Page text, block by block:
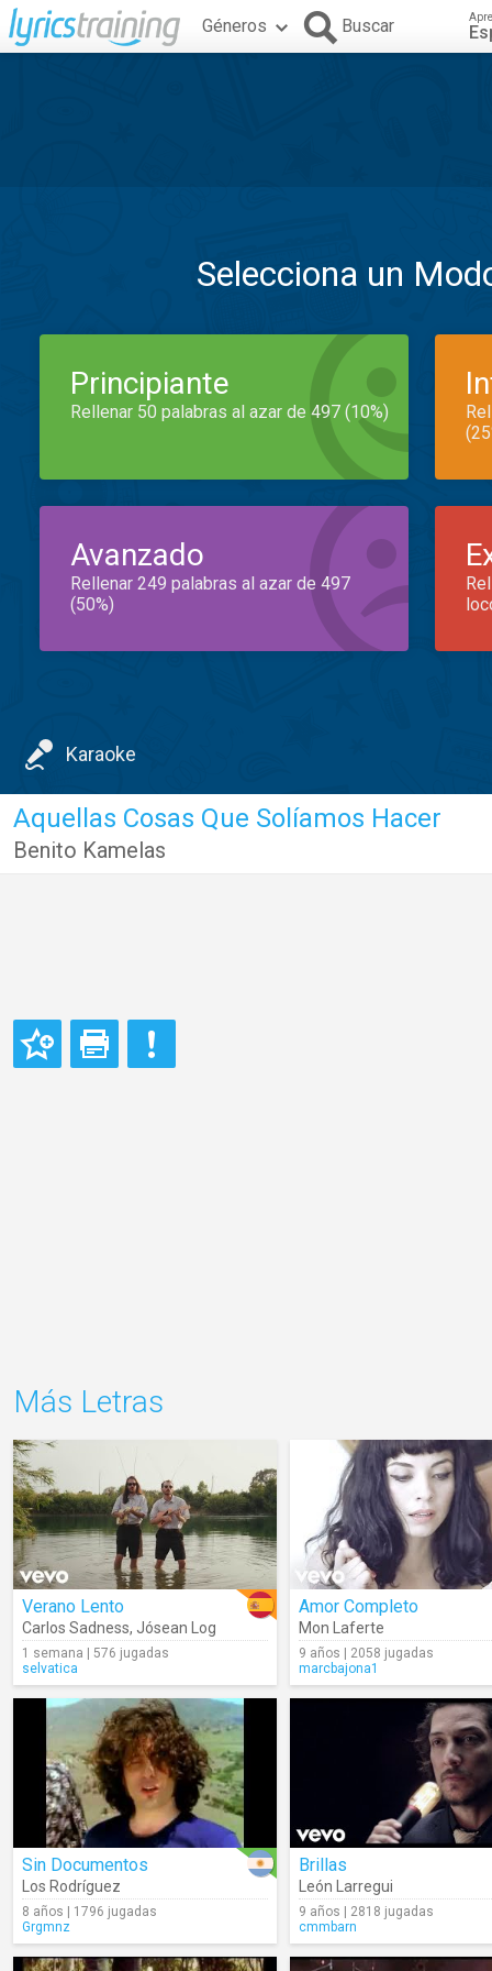
Géneros Buscar
Selecciona un
Principiante
Rellenar 50 palabras al azar de 497 (10%)
Avanzado
Rellenar 249 palabras al azar de 497
(50%)
Karaoke
Aquellas Cosas Que Solíamos Hacer
Benito Kamelas
Más Letras
Verano Lento
Carlos Sadness, Jósean Log
1 semana | 576 jugadas
selvatica
Amor Completo
Mon Laferte
9 años | 2058 jugadas
marcbajona1
Sin Documentos
Los Rodríguez
8 años | 1796 jugadas
Grgmnz
Brillas
León Larregui
9 años | 2818 jugadas
cmmbarn